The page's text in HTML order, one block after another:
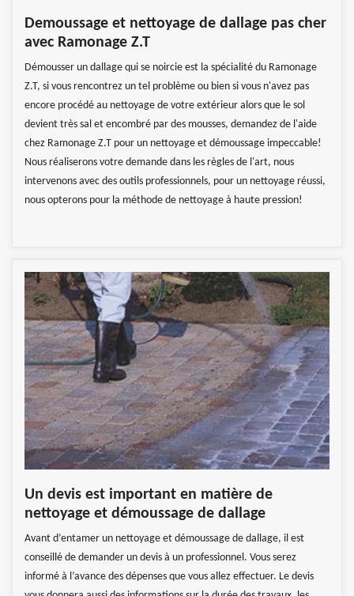
Demoussage et nettoyage de dallage pas cher
avec Ramonage Z.T
Démousser un dallage qui se noircie est la spécialité du Ramonage
Z.T, si vous rencontrez un tel problème ou bien si vous n'avez pas
encore procédé au nettoyage de votre extérieur alors que le sol
devient très sal et encombré par des mousses, demandez de l'aide
chez Ramonage Z.T pour un nettoyage et démoussage impeccable!
Nous réaliserons votre demande dans les règles de l'art, nous
intervenons avec des outils professionnels, pour un nettoyage réussi,
nous opterons pour la méthode de nettoyage à haute pression!
Un devis est important en matière de
nettoyage et démoussage de dallage
Avant d’entamer un nettoyage et démoussage de dallage, il est
conseillé de demander un devis à un professionnel. Vous serez
informé à l’avance des dépenses que vous allez effectuer. Le devis